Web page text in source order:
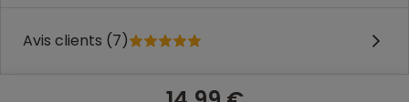
Avis clients (7)